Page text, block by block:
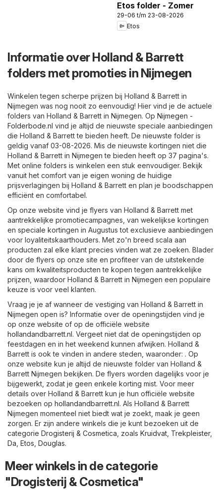
Etos folder - Zomer
29-06 t/m 23-08-2026
Etos
Informatie over Holland & Barrett
folders met promoties in Nijmegen
Winkelen tegen scherpe prijzen bij Holland & Barrett in
Nijmegen was nog nooit zo eenvoudig! Hier vind je de actuele
folders van Holland & Barrett in Nijmegen. Op Nijmegen -
Folderbode.nl vind je altijd de nieuwste speciale aanbiedingen
die Holland & Barrett te bieden heeft. De nieuwste folder is
geldig vanaf 03-08-2026. Mis de nieuwste kortingen niet die
Holland & Barrett in Nijmegen te bieden heeft op 37 pagina's.
Met online folders is winkelen een stuk eenvoudiger. Bekijk
vanuit het comfort van je eigen woning de huidige
prijsverlagingen bij Holland & Barrett en plan je boodschappen
efficiënt en comfortabel.
Op onze website vind je flyers van Holland & Barrett met
aantrekkelijke promotiecampagnes, van wekelijkse kortingen
en speciale kortingen in Augustus tot exclusieve aanbiedingen
voor loyaliteitskaarthouders. Met zo'n breed scala aan
producten zal elke klant precies vinden wat ze zoeken. Blader
door de flyers op onze site en profiteer van de uitstekende
kans om kwaliteitsproducten te kopen tegen aantrekkelijke
prijzen, waardoor Holland & Barrett in Nijmegen een populaire
keuze is voor veel klanten.
Vraag je je af wanneer de vestiging van Holland & Barrett in
Nijmegen open is? Informatie over de openingstijden vind je
op onze website of op de officiële website
hollandandbarrett.nl . Vergeet niet dat de openingstijden op
feestdagen en in het weekend kunnen afwijken. Holland &
Barrett is ook te vinden in andere steden, waaronder: . Op
onze website kun je altijd de nieuwste folder van Holland &
Barrett Nijmegen bekijken. De flyers worden dagelijks voor je
bijgewerkt, zodat je geen enkele korting mist. Voor meer
details over Holland & Barrett kun je hun officiële website
bezoeken op hollandandbarrett.nl . Als Holland & Barrett
Nijmegen momenteel niet biedt wat je zoekt, maak je geen
zorgen. Er zijn andere winkels die je kunt bezoeken uit de
categorie Drogisterij & Cosmetica, zoals Kruidvat, Trekpleister,
Da, Etos, Douglas.
Meer winkels in de categorie
"Drogisterij & Cosmetica"